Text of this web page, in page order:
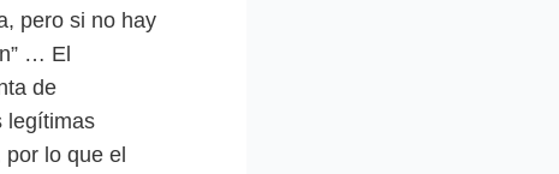
pero si no hay
… El
de
legítimas
lo que el